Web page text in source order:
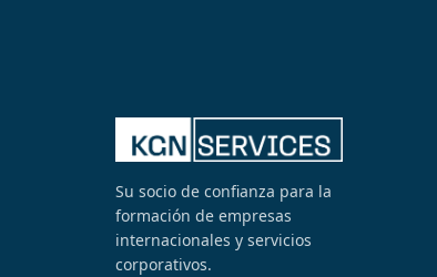
Su socio de confianza para la
formación de empresas
internacionales y servicios
corporativos.